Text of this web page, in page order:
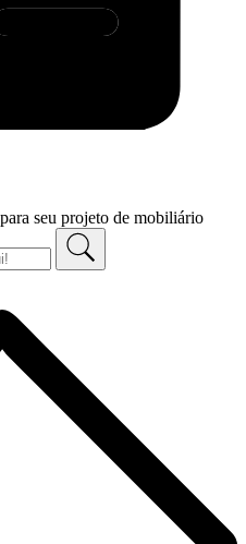
seu projeto de mobiliário